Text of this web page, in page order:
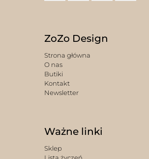
ZoZo Design
Strona główna
O nas
Butiki
Kontakt
Newsletter
Ważne linki
Sklep
Lista życzeń